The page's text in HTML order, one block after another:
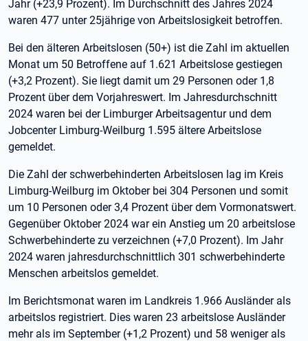
Jahr (+23,9 Prozent). Im Durchschnitt des Jahres 2024
waren 477 unter 25jährige von Arbeitslosigkeit betroffen.
Bei den älteren Arbeitslosen (50+) ist die Zahl im aktuellen
Monat um 50 Betroffene auf 1.621 Arbeitslose gestiegen
(+3,2 Prozent). Sie liegt damit um 29 Personen oder 1,8
Prozent über dem Vorjahreswert. Im Jahresdurchschnitt
2024 waren bei der Limburger Arbeitsagentur und dem
Jobcenter Limburg-Weilburg 1.595 ältere Arbeitslose
gemeldet.
Die Zahl der schwerbehinderten Arbeitslosen lag im Kreis
Limburg-Weilburg im Oktober bei 304 Personen und somit
um 10 Personen oder 3,4 Prozent über dem Vormonatswert.
Gegenüber Oktober 2024 war ein Anstieg um 20 arbeitslose
Schwerbehinderte zu verzeichnen (+7,0 Prozent). Im Jahr
2024 waren jahresdurchschnittlich 301 schwerbehinderte
Menschen arbeitslos gemeldet.
Im Berichtsmonat waren im Landkreis 1.966 Ausländer als
arbeitslos registriert. Dies waren 23 arbeitslose Ausländer
mehr als im September (+1,2 Prozent) und 58 weniger als